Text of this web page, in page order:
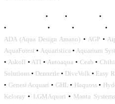
• • •
•
• • •
ADA (Aqua Design Amano) • AGP•
AquaForest • Aquaristica • Aquarium
• Askoll • ATI • Autoaqua • Ceab •
Solutions • Dennerle • DiveVolk • Easy
• Genesi Acquari • GHL • Haquoss•
Keloray • LGMAquari • Manta Systems